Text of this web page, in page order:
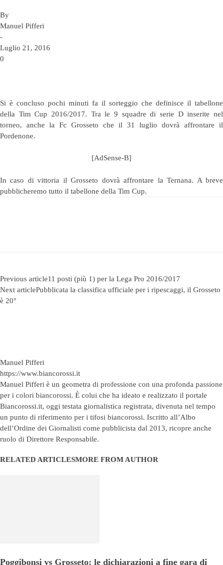
By
Manuel Pifferi
-
Luglio 21, 2016
0
Si è concluso pochi minuti fa il sorteggio che definisce il tabellone
della Tim Cup 2016/2017. Tra le 9 squadre di serie D inserite nel
torneo, anche la Fc Grosseto che il 31 luglio dovrà affrontare il
Pordenone.
[AdSense-B]
In caso di vittoria il Grosseto dovrà affrontare la Ternana. A breve
pubblicheremo tutto il tabellone della Tim Cup.
Previous article11 posti (più 1) per la Lega Pro 2016/2017
Next articlePubblicata la classifica ufficiale per i ripescaggi, il Grosseto
è 20°
Manuel Pifferi
https://www.biancorossi.it
Manuel Pifferi è un geometra di professione con una profonda passione
per i colori biancorossi. È colui che ha ideato e realizzato il portale
Biancorossi.it, oggi testata giornalistica registrata, divenuta nel tempo
un punto di riferimento per i tifosi biancorossi. Iscritto all’Albo
dell’Ordine dei Giornalisti come pubblicista dal 2013, ricopre anche
ruolo di Direttore Responsabile.
RELATED ARTICLESMORE FROM AUTHOR
Poggibonsi vs Grosseto: le dichiarazioni a fine gara di